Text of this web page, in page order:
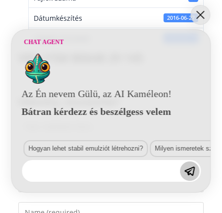
Dátumkészítés 2016-06-27
Utoljára frissített
VW LY5M B0648 29 145
Vélemény, hozzászólás?
Enter
CHAT AGENT
Az Én nevem Gülü, az AI Kaméleon!
Bátran kérdezz és beszélgess velem
Hogyan lehet stabil emulziót létrehozni? Milyen ismeretek